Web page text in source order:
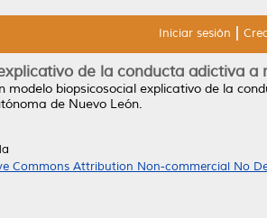
Iniciar sesión
de la conducta adictiva
modelo biopsicosocial explicativo de la
de Nuevo León.
Commons Attribution Non-commercial No